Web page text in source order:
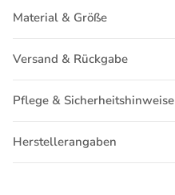
Material & Größe
Versand & Rückgabe
Pflege & Sicherheitshinweise
Herstellerangaben